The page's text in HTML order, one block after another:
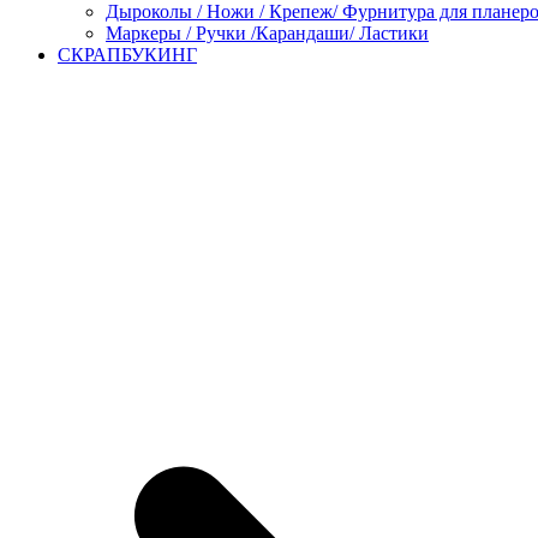
Дыроколы / Ножи / Крепеж/ Фурнитура для
Маркеры / Ручки /Карандаши/ Ластики
СКРАПБУКИНГ